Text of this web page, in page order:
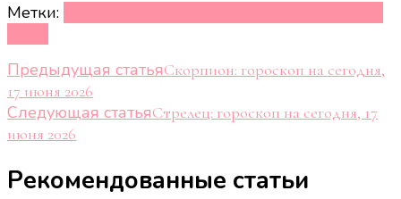
Метки:
Навигация
по
записям
Предыдущая статьяСкорпион: гороскоп на сегодня,
17 июня 2026
Следующая статьяСтрелец: гороскоп на сегодня, 17
июня 2026
Рекомендованные статьи